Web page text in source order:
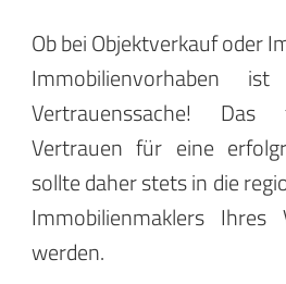
Ob bei Objektverkauf oder
Immobilienvorhaben
Vertrauenssache! Das
Vertrauen für eine
sollte daher stets in die
Immobilienmaklers Ihres
werden.